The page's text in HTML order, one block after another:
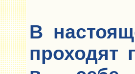
В
проходят